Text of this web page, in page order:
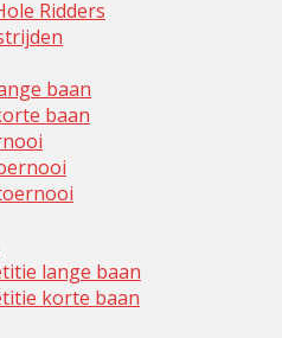
Ridders
baan
baan
lange baan
korte baan